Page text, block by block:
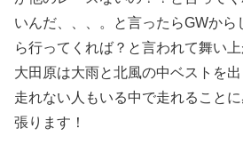
いんだ、、、。と言ったらGWから
ら行ってくれば？と言われて舞い
大田原は大雨と北風の中ベストを出
走れない人もいる中で走れること
張ります！